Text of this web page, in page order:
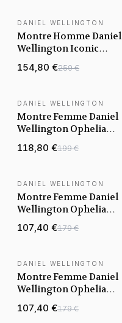
NOUVEAUTÉ
DANIEL WELLINGTON
Montre Homme Daniel
Wellington Iconic
Paradigma Link
DW00100818 lunette
bracelet acier
154,80 €259 €
NOUVEAUTÉ
DANIEL WELLINGTON
Montre Femme Daniel
Wellington Ophelia
bicolore bracelet
118,80 €199 €
NOUVEAUTÉ
DANIEL WELLINGTON
Montre Femme Daniel
Wellington Ophelia
Mini DW00100808
argentée bracelet
107,40 €179 €
NOUVEAUTÉ
DANIEL WELLINGTON
Montre Femme Daniel
Wellington Ophelia
Mini DW00100804
cadran vert bracelet
107,40 €179 €